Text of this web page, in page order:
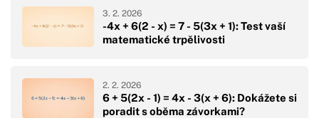
-4x + 6(2 - x) = 7 - 5(3x + 1): Test vaší
matematické trpělivosti
3. 2. 2026
6 + 5(2x - 1) = 4x - 3(x + 6): Dokážete si
poradit s oběma závorkami?
2. 2. 2026